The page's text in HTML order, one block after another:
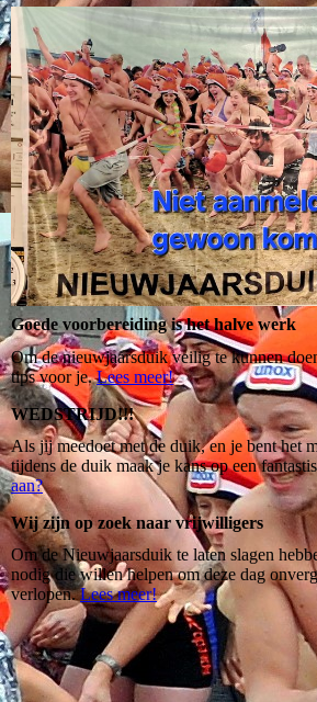
Goede voorbereiding is het halve werk
Om de nieuwjaarsduik veilig te kunnen
tips voor je.Lees meer!
WEDSTRIJD!!!
Als jij meedoet met de duik, en je bent het
tijdens de duik maak je kans op een
aan?
Wij zijn op zoek naar vrijwilligers
Om de Nieuwjaarsduik te laten slagen
nodig die willen helpen om deze dag
verlopen.Lees meer!